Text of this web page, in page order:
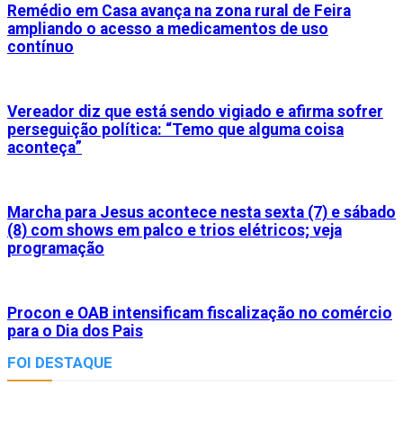
Remédio em Casa avança na zona rural de Feira
ampliando o acesso a medicamentos de uso
contínuo
Vereador diz que está sendo vigiado e afirma sofrer
perseguição política: “Temo que alguma coisa
aconteça”
Marcha para Jesus acontece nesta sexta (7) e sábado
(8) com shows em palco e trios elétricos; veja
programação
Procon e OAB intensificam fiscalização no comércio
para o Dia dos Pais
FOI DESTAQUE